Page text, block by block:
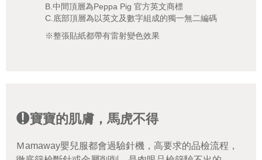
B.中間頂層為Peppa Pig 官方英文商標
C.底部頂層為以英文及數字組成的獨一無二編碼
※整張貼紙都帶有雷射變色效果
寶寶的肌膚，馬虎不得
Ｍamaway嬰兒服都會過驗針機，高要求的品檢流程，